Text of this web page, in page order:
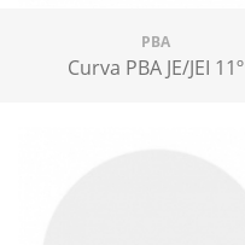
PBA
Curva PBA JE/JEI 11º